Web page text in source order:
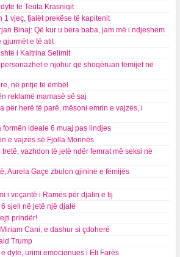
të Teuta Krasniqit
1 vjeç, fjalët prekëse të kapitenit
Binaj: Që kur u bëra baba, jam më i ndjeshëm
gjurmët e të atit
i Kaltrina Selimit
e njohur që shoqëruan fëmijët në
në pritje të ëmbël
reklamë mamasë së saj
për herë të parë, mësoni emrin e vajzës, i
formën ideale 6 muaj pas lindjes
e vajzës së Fjolla Morinës
vazhdon të jetë ndër femrat më seksi në
Aurela Gaçe zbulon gjininë e fëmijës
i veçantë i Ramës për djalin e tij
sjell në jetë një djalë
prindër!
Cani, e dashur si çdoherë
Trump
dytë, urimi emocionues i Eli Farës